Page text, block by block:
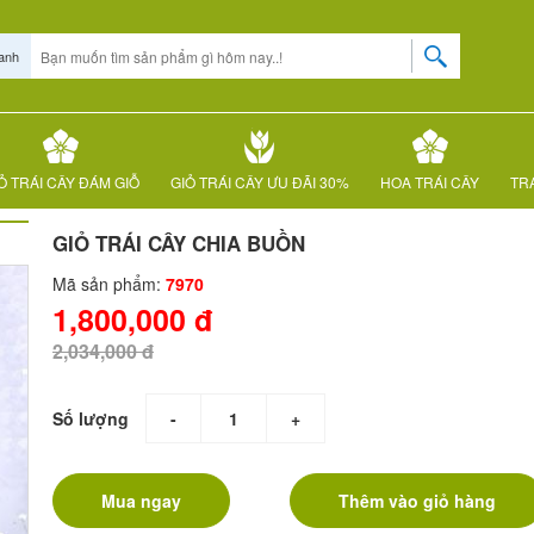
TRÁI CÂY ĐÁM GIỖ GIỎ TRÁI CÂY ƯU ĐÃI 30% HOA TRÁI CÂY
GIỎ TRÁI CÂY CHIA BUỒN
Mã sản phẩm: 7970
1,800,000 đ
2,034,000 đ
Số lượng - +
Mua ngay Thêm vào giỏ hàng